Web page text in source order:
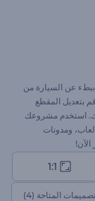
عن السيارة من
بتعديل المقطع
بك. استخدم مشروعك
ومدونات
1:1
المتاحة (4)